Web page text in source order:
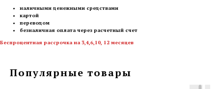
наличными денежными средствами
картой
переводом
безналичная оплата через расчетный счет
Беспроцентная рассрочка на 3,4,6,10, 12 месяцев
Популярные товары